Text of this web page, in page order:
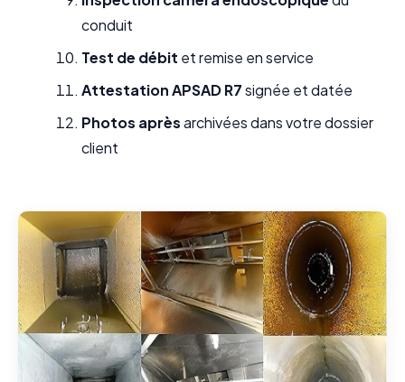
conduit
Test de débit et remise en service
Attestation APSAD R7signée et datée
Photos aprèsarchivées dans votre dossier
client